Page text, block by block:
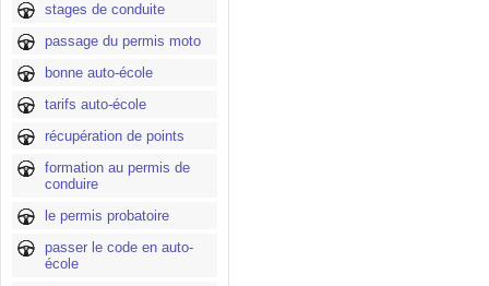
stages de conduite
passage du permis moto
bonne auto-école
tarifs auto-école
récupération de points
formation au permis de
conduire
le permis probatoire
passer le code en auto-
école